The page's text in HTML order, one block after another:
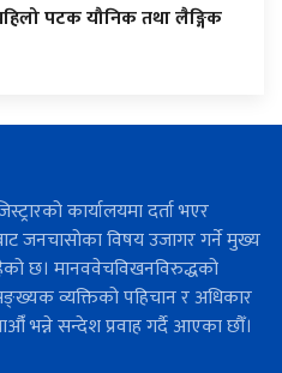
पटक यौनिक तथा लैङ्गिक
कार्यालयमा दर्ता भएर
जनचासोका विषय उजागर गर्ने मुख्य
छ। मानववेचविखनविरुद्धको
व्यक्तिको पहिचान र अधिकार
भन्ने सन्देश प्रवाह गर्दै आएका छौँ।